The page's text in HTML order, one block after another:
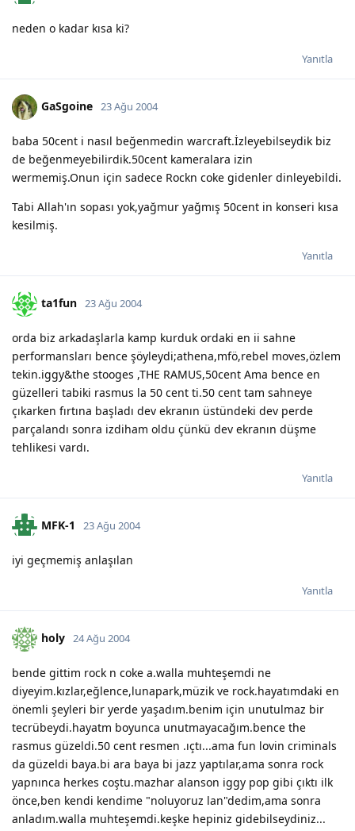
neden o kadar kısa ki?
Yanıtla
GaSgoine 23 Ağu 2004
baba 50cent i nasıl beğenmedin warcraft.İzleyebilseydik biz
de beğenmeyebilirdik.50cent kameralara izin
wermemiş.Onun için sadece Rockn coke gidenler dinleyebildi.
Tabi Allah'ın sopası yok,yağmur yağmış 50cent in konseri kısa
kesilmiş.
Yanıtla
ta1fun 23 Ağu 2004
orda biz arkadaşlarla kamp kurduk ordaki en ii sahne
performansları bence şöyleydi;athena,mfö,rebel moves,özlem
tekin.iggy&the stooges ,THE RAMUS,50cent Ama bence en
güzelleri tabiki rasmus la 50 cent ti.50 cent tam sahneye
çıkarken fırtına başladı dev ekranın üstündeki dev perde
parçalandı sonra izdiham oldu çünkü dev ekranın düşme
tehlikesi vardı.
Yanıtla
MFK-1 23 Ağu 2004
iyi geçmemiş anlaşılan
Yanıtla
holy 24 Ağu 2004
bende gittim rock n coke a.walla muhteşemdi ne
diyeyim.kızlar,eğlence,lunapark,müzik ve rock.hayatımdaki en
önemli şeyleri bir yerde yaşadım.benim için unutulmaz bir
tecrübeydi.hayatm boyunca unutmayacağım.bence the
rasmus güzeldi.50 cent resmen .ıçtı...ama fun lovin criminals
da güzeldi baya.bi ara baya bi jazz yaptılar,ama sonra rock
yapnınca herkes coştu.mazhar alanson iggy pop gibi çıktı ilk
önce,ben kendi kendime "noluyoruz lan"dedim,ama sonra
anladım.walla muhteşemdi.keşke hepiniz gidebilseydiniz...